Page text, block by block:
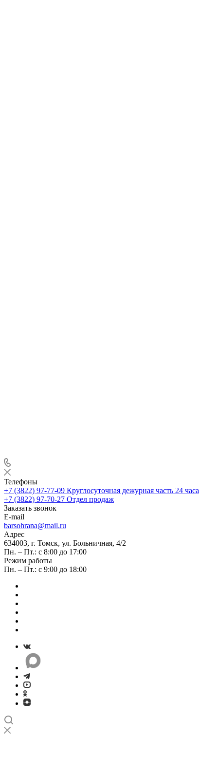
Телефоны
+7 (3822) 97-77-09 Круглосуточная дежурная часть 24 часа
+7 (3822) 97-70-27 Отдел продаж
Заказать звонок
E-mail
barsohrana@mail.ru
Адрес
634003, г. Томск, ул. Больничная, 4/2
Пн. – Пт.: с 8:00 до 17:00
Режим работы
Пн. – Пт.: с 9:00 до 18:00